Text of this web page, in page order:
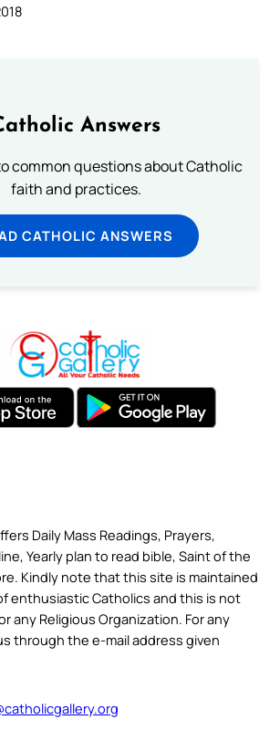
Answers
common questions about Catholic
faith and practices.
CATHOLIC ANSWERS
Daily Mass Readings, Prayers,
Yearly plan to read bible, Saint of the
Kindly note that this site is maintained
enthusiastic Catholics and this is not
any Religious Organization. For any
through the e-mail address given